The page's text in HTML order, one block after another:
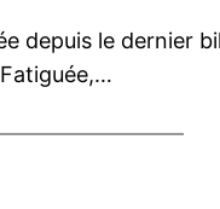
depuis le